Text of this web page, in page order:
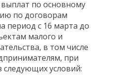
по основному
по договорам
период с 16 марта до
малого и
в том числе
при
условий: